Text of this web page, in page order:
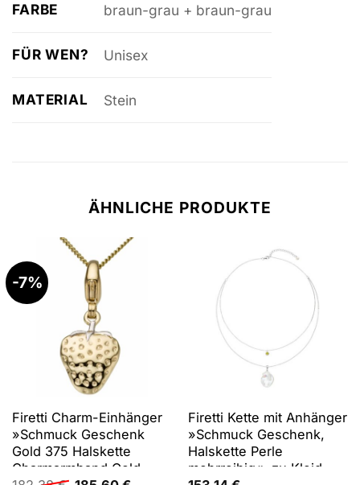
FARBE braun-grau + braun-grau
FÜR WEN? Unisex
MATERIAL Stein
ÄHNLICHE PRODUKTE
-7%
Firetti Charm-Einhänger
»Schmuck Geschenk
Gold 375 Halskette
Charmarmband Gold-
Firetti Kette mit Anhänger
»Schmuck Geschenk,
Halskette Perle
mehrreihig«, zu Kleid,